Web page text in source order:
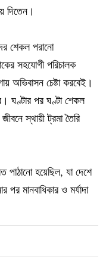
দিতেন।
শেকল পরানো
সহযোগী পরিচালক
অভিবাসন চেষ্টা করবেই।
ঘণ্টার পর ঘণ্টা শেকল
স্থায়ী ট্রমা তৈরি
পাঠানো হয়েছিল, যা দেশে
মানবাধিকার ও মর্যাদা